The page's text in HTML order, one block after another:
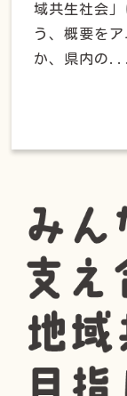
域共生社会
う、概要を
か、県内の